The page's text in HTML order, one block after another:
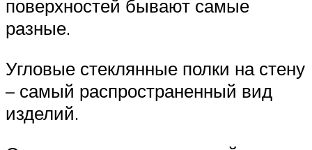
поверхностей бывают самые
разные.
Угловые стеклянные полки на стену
– самый распространенный вид
изделий.